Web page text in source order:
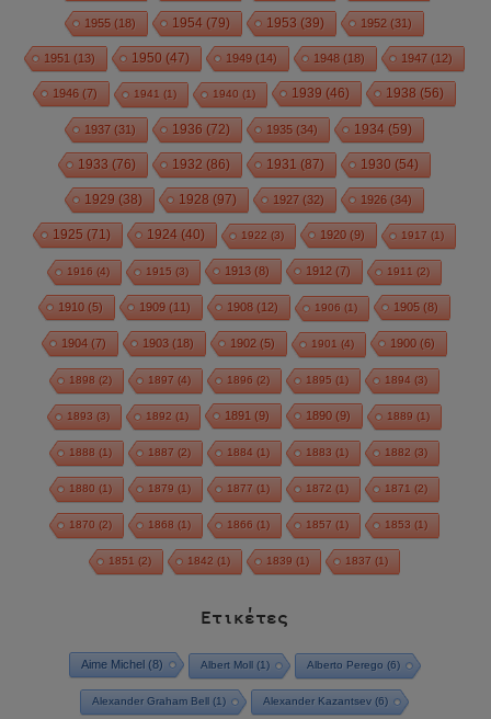
1955 (18) 1954 (79) 1953 (39) 1952 (31)
1951 (13) 1950 (47) 1949 (14) 1948 (18) 1947 (12)
1946 (7) 1941 (1) 1940 (1) 1939 (46) 1938 (56)
1937 (31) 1936 (72) 1935 (34) 1934 (59)
1933 (76) 1932 (86) 1931 (87) 1930 (54)
1929 (38) 1928 (97) 1927 (32) 1926 (34)
1925 (71) 1924 (40) 1922 (3) 1920 (9) 1917 (1)
1916 (4) 1915 (3) 1913 (8) 1912 (7) 1911 (2)
1910 (5) 1909 (11) 1908 (12) 1906 (1) 1905 (8)
1904 (7) 1903 (18) 1902 (5) 1901 (4) 1900 (6)
1898 (2) 1897 (4) 1896 (2) 1895 (1) 1894 (3)
1893 (3) 1892 (1) 1891 (9) 1890 (9) 1889 (1)
1888 (1) 1887 (2) 1884 (1) 1883 (1) 1882 (3)
1880 (1) 1879 (1) 1877 (1) 1872 (1) 1871 (2)
1870 (2) 1868 (1) 1866 (1) 1857 (1) 1853 (1)
1851 (2) 1842 (1) 1839 (1) 1837 (1)
Ετικέτες
Aime Michel(8) Albert Moll(1) Alberto Perego (6)
Alexander Graham Bell (1) Alexander Kazantsev (6)